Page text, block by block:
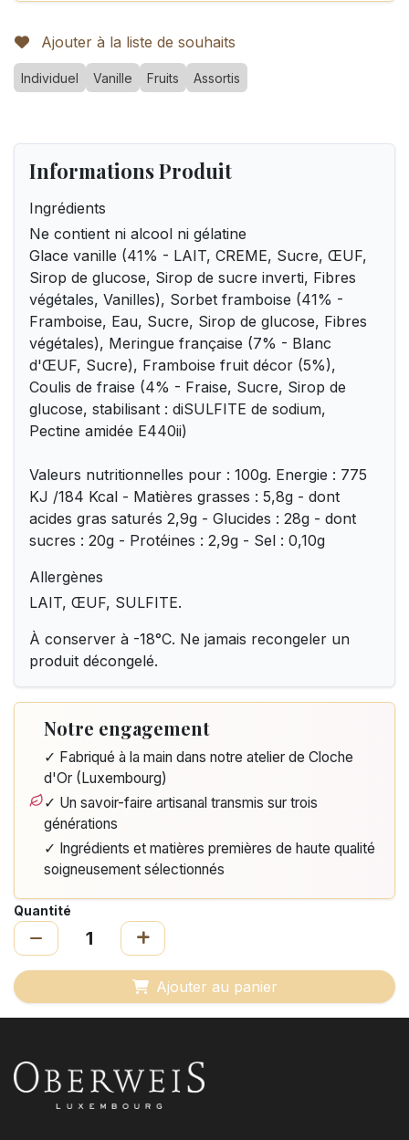
Ajouter à la liste de souhaits
Individuel Vanille Fruits Assortis
Informations Produit
Ingrédients
Ne contient ni alcool ni gélatine
Glace vanille (41% - LAIT, CREME, Sucre, ŒUF,
Sirop de glucose, Sirop de sucre inverti, Fibres
végétales, Vanilles), Sorbet framboise (41% -
Framboise, Eau, Sucre, Sirop de glucose, Fibres
végétales), Meringue française (7% - Blanc
d'ŒUF, Sucre), Framboise fruit décor (5%),
Coulis de fraise (4% - Fraise, Sucre, Sirop de
glucose, stabilisant : diSULFITE de sodium,
Pectine amidée E440ii)
Valeurs nutritionnelles pour : 100g. Energie : 775
KJ /184 Kcal - Matières grasses : 5,8g - dont
acides gras saturés 2,9g - Glucides : 28g - dont
sucres : 20g - Protéines : 2,9g - Sel : 0,10g
Allergènes
LAIT, ŒUF, SULFITE.
À conserver à -18°C. Ne jamais recongeler un
produit décongelé.
Notre engagement
✓ Fabriqué à la main dans notre atelier de Cloche
d'Or (Luxembourg)
✓ Un savoir-faire artisanal transmis sur trois
générations
✓ Ingrédients et matières premières de haute qualité
soigneusement sélectionnés
Quantité
Ajouter au panier